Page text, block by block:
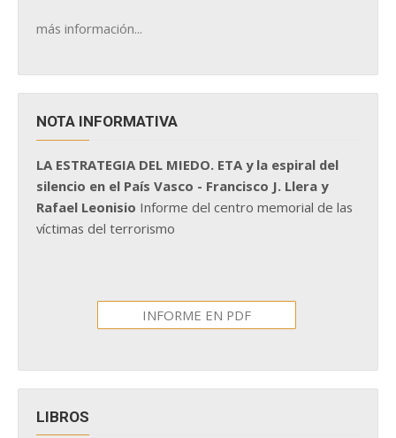
más información...
NOTA INFORMATIVA
LA ESTRATEGIA DEL MIEDO. ETA y la espiral del
silencio en el País Vasco - Francisco J. Llera y
Rafael Leonisio Informe del centro memorial de las
víctimas del terrorismo
INFORME EN PDF
LIBROS